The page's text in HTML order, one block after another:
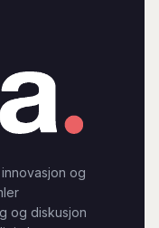
og
og diskusjon